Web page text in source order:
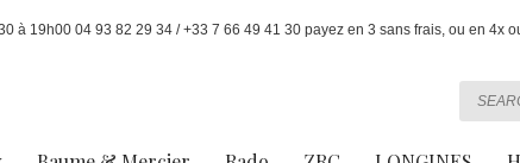
à 19h00 04 93 82 29 34 / +33 7 66 49 41 30 payez en 3 sans frais, ou en 4x